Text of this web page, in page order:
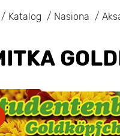
Katalog Nasiona